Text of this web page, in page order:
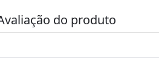
do produto